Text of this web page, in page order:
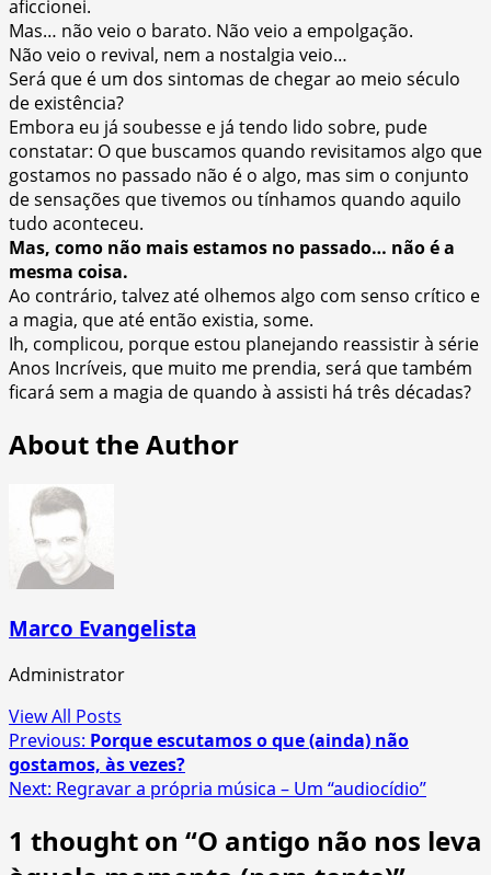
aficcionei.
Mas… não veio o barato. Não veio a empolgação.
Não veio o revival, nem a nostalgia veio…
Será que é um dos sintomas de chegar ao meio século
de existência?
Embora eu já soubesse e já tendo lido sobre, pude
constatar: O que buscamos quando revisitamos algo que
gostamos no passado não é o algo, mas sim o conjunto
de sensações que tivemos ou tínhamos quando aquilo
tudo aconteceu.
Mas, como não mais estamos no passado… não é a
mesma coisa.
Ao contrário, talvez até olhemos algo com senso crítico e
a magia, que até então existia, some.
Ih, complicou, porque estou planejando reassistir à série
Anos Incríveis, que muito me prendia, será que também
ficará sem a magia de quando à assisti há três décadas?
About the Author
Marco Evangelista
Administrator
View All Posts
Post
navigation
Previous: Porque escutamos o que (ainda) não
gostamos, às vezes?
Next: Regravar a própria música – Um “audiocídio”
1 thought on “O antigo não nos leva